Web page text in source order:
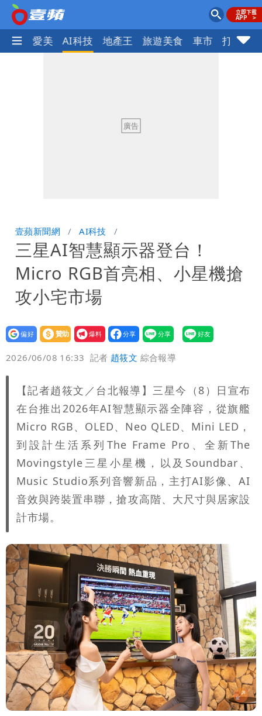
愛美 AI科技 地產王 旅遊美食 車市 打詐
壹蘋新聞網 AI科技
三星AI智慧顯示器登台！
Micro RGB首亮相、小星機搶
攻小宅市場
設為
贊助
我要
爆料
2026/06/08 16:33 記者 趙筱文 綜合報導
【記者趙筱文／台北報導】三星今（8）日宣布
在台推出2026年AI智慧顯示器全陣容，從旗艦
Micro RGB、OLED、Neo QLED、Mini LED，
到設計生活系列The Frame Pro、全新The
Movingstyle三星小星機，以及Soundbar、
Music Studio系列音響新品，主打AI影像、AI
音效與跨裝置串聯，搶攻高階、大尺寸與居家設
計市場。